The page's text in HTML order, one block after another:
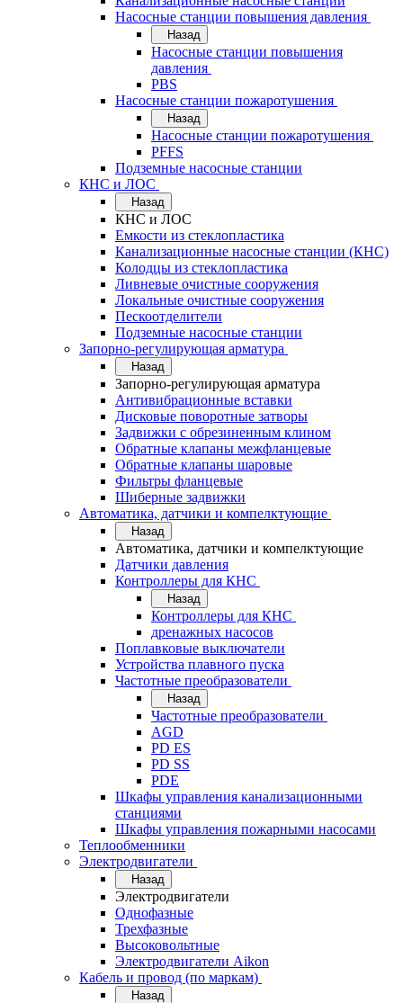
Насосные станции повышения давления
Назад
Насосные станции повышения
давления
PBS
Насосные станции пожаротушения
Назад
Насосные станции пожаротушения
PFFS
Подземные насосные станции
КНС и ЛОС
Назад
КНС и ЛОС
Емкости из стеклопластика
Канализационные насосные станции (КНС)
Колодцы из стеклопластика
Ливневые очистные сооружения
Локальные очистные сооружения
Пескоотделители
Подземные насосные станции
Запорно-регулирующая арматура
Назад
Запорно-регулирующая арматура
Антивибрационные вставки
Дисковые поворотные затворы
Задвижки с обрезиненным клином
Обратные клапаны межфланцевые
Обратные клапаны шаровые
Фильтры фланцевые
Шиберные задвижки
Автоматика, датчики и компелктующие
Назад
Автоматика, датчики и компелктующие
Датчики давления
Контроллеры для КНС
Назад
Контроллеры для КНС
дренажных насосов
Поплавковые выключатели
Устройства плавного пуска
Частотные преобразователи
Назад
Частотные преобразователи
AGD
PD ES
PD SS
PDE
Шкафы управления канализационными
станциями
Шкафы управления пожарными насосами
Теплообменники
Электродвигатели
Назад
Электродвигатели
Однофазные
Трехфазные
Высоковольтные
Электродвигатели Aikon
Кабель и провод (по маркам)
Назад